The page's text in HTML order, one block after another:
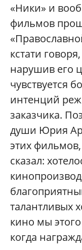
«Ники» и
фильмов
кстати
нарушив его
чувствуется
интенций
заказчика.
души Юрия
этих
сказал:
талантливых
кино мы
когда